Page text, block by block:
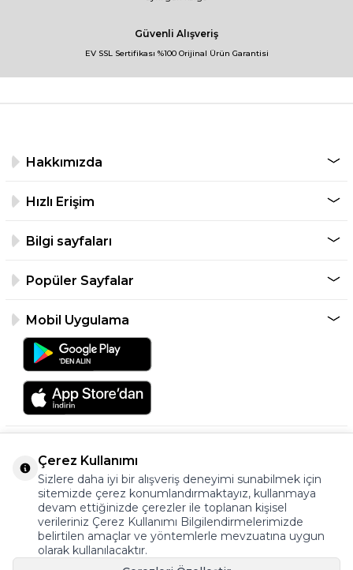
Güvenli Alışveriş
EV SSL Sertifikası %100 Orijinal Ürün Garantisi
Hakkımızda
Hızlı Erişim
Bilgi sayfaları
Popüler Sayfalar
Mobil Uygulama
©2026 Tüm Hakkı Saklıdır.
ayakkabıonline.com
Çerez Kullanımı
Sizlere daha iyi bir alışveriş deneyimi sunabilmek için
sitemizde çerez konumlandırmaktayız, kullanmaya
devam ettiğinizde çerezler ile toplanan kişisel
verileriniz Çerez Kullanımı Bilgilendirmelerimizde
belirtilen amaçlar ve yöntemlerle mevzuatına uygun
olarak kullanılacaktır.